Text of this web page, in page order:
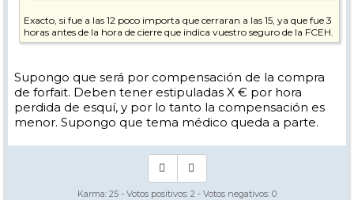
Exacto, si fue a las 12 poco importa que cerraran a las 15, ya que fue 3
horas antes de la hora de cierre que indica vuestro seguro de la FCEH.
Supongo que será por compensación de la compra
de forfait. Deben tener estipuladas X € por hora
perdida de esquí, y por lo tanto la compensación es
menor. Supongo que tema médico queda a parte.
Karma: 25 - Votos positivos: 2 - Votos negativos: 0